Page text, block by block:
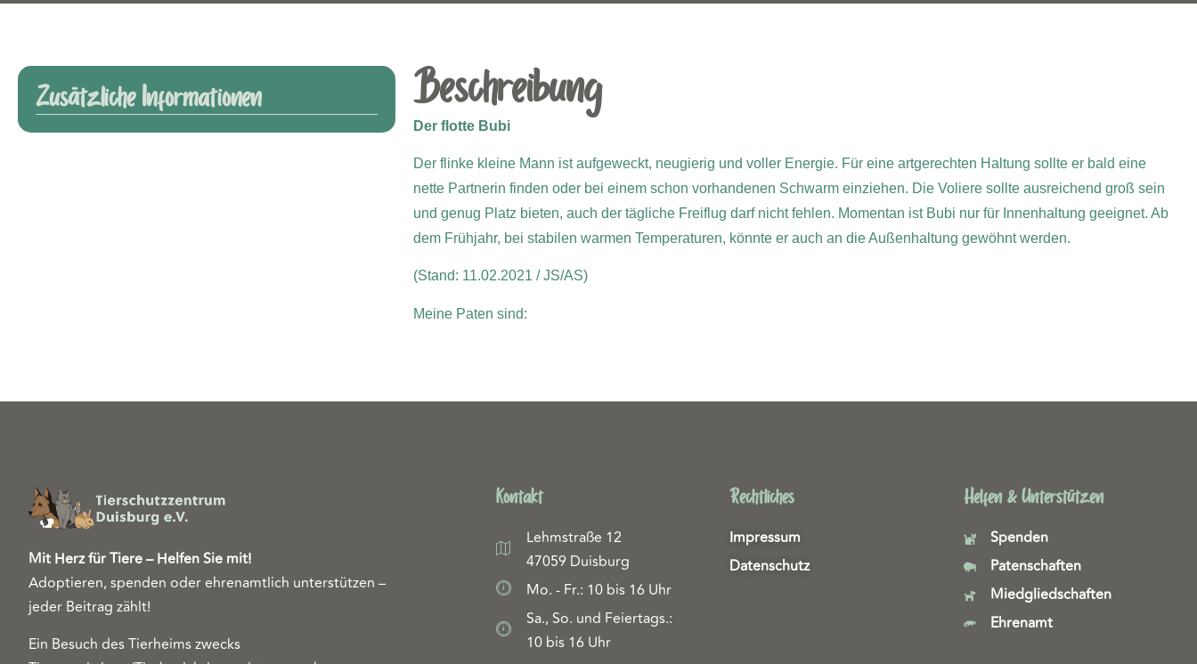
Zusätzliche Informationen Beschreibung
Der flotte Bubi
Der flinke kleine Mann ist aufgeweckt, neugierig und voller Energie. Für eine artgerechten Haltung sollte er bald eine
nette Partnerin finden oder bei einem schon vorhandenen Schwarm einziehen. Die Voliere sollte ausreichend groß sein
und genug Platz bieten, auch der tägliche Freiflug darf nicht fehlen. Momentan ist Bubi nur für Innenhaltung geeignet. Ab
dem Frühjahr, bei stabilen warmen Temperaturen, könnte er auch an die Außenhaltung gewöhnt werden.
(Stand: 11.02.2021 / JS/AS)
Meine Paten sind:
Mit Herz für Tiere – Helfen Sie mit!
Adoptieren, spenden oder ehrenamtlich unterstützen –
jeder Beitrag zählt!
Ein Besuch des Tierheims zwecks
Kontakt
Lehmstraße 12
47059 Duisburg
Mo. - Fr.: 10 bis 16 Uhr
Sa., So. und Feiertags.:
10 bis 16 Uhr
Rechtliches
Impressum
Datenschutz
Helfen & Unterstützen
Spenden
Patenschaften
Miedgliedschaften
Ehrenamt